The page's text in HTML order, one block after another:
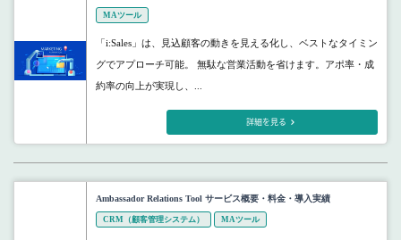
MAツール
「i:Sales」は、見込顧客の動きを見える化し、ベストなタイミン
グでアプローチ可能。 無駄な営業活動を省けます。アポ率・成
約率の向上が実現し、...
詳細を見る
Ambassador Relations Tool サービス概要・料金・導入実績
CRM（顧客管理システム） MAツール